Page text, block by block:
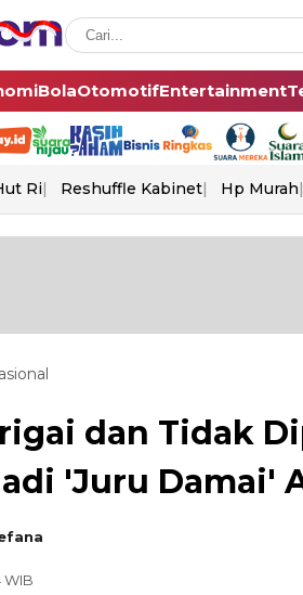
BolaOtomotifEntertainment
Ri Reshuffle Kabinet Hp Murah
dan Tidak
'Juru Damai'
WIB